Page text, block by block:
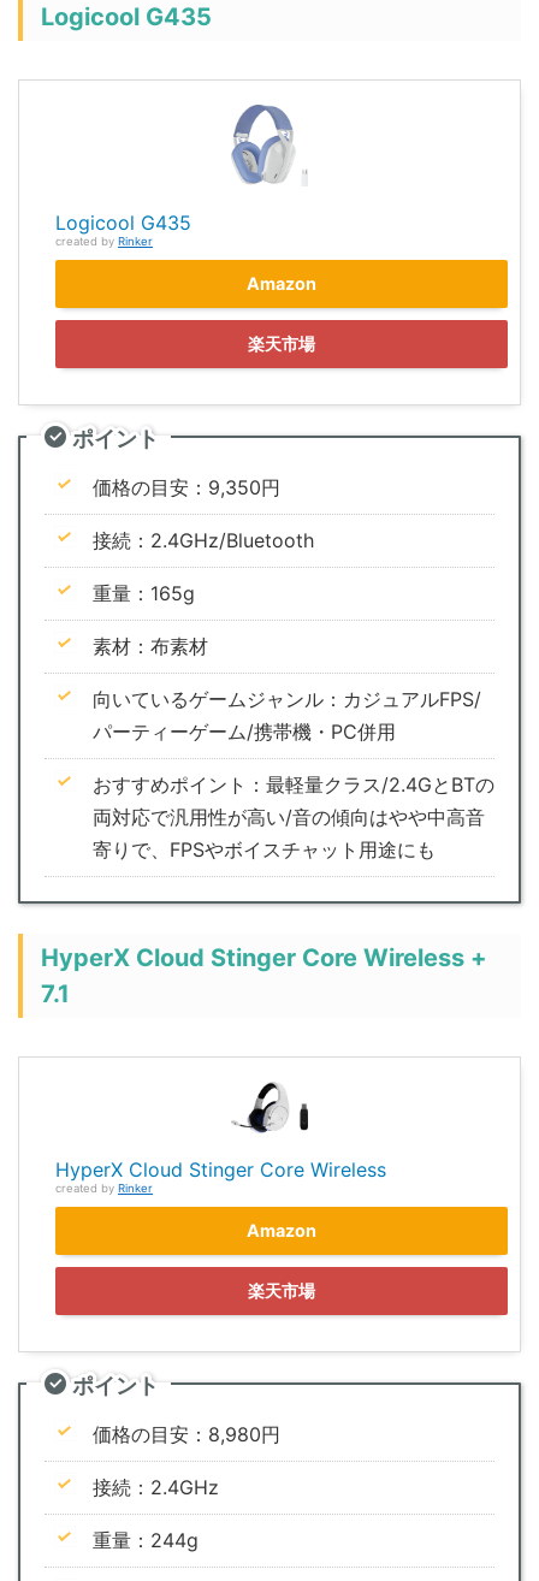
Logicool G435
Logicool G435
created by Rinker
Amazon
楽天市場
ポイント
価格の目安：9,350円
接続：2.4GHz/Bluetooth
重量：165g
素材：布素材
向いているゲームジャンル：カジュアルFPS/
パーティーゲーム/携帯機・PC併用
おすすめポイント：最軽量クラス/2.4GとBTの
両対応で汎用性が高い/音の傾向はやや中高音
寄りで、FPSやボイスチャット用途にも
HyperX Cloud Stinger Core Wireless +
7.1
HyperX Cloud Stinger Core Wireless
created by Rinker
Amazon
楽天市場
ポイント
価格の目安：8,980円
接続：2.4GHz
重量：244g